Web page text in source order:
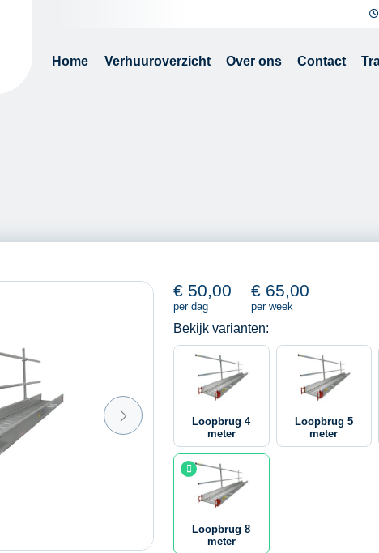
Home Verhuuroverzicht Over ons Contact
€ 50,00
per dag
€ 65,00
per week
Bekijk varianten:
Loopbrug 4
meter
Loopbrug 5
meter
Loopbrug 8
meter